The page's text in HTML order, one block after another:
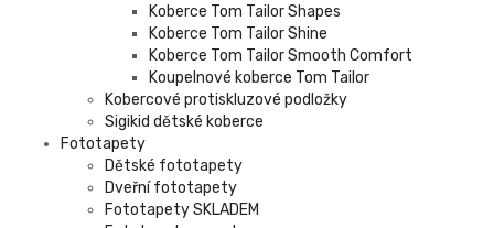
Koberce Tom Tailor Shapes
Koberce Tom Tailor Shine
Koberce Tom Tailor Smooth Comfort
Koupelnové koberce Tom Tailor
Kobercové protiskluzové podložky
Sigikid dětské koberce
Fototapety
Dětské fototapety
Dveřní fototapety
Fototapety SKLADEM